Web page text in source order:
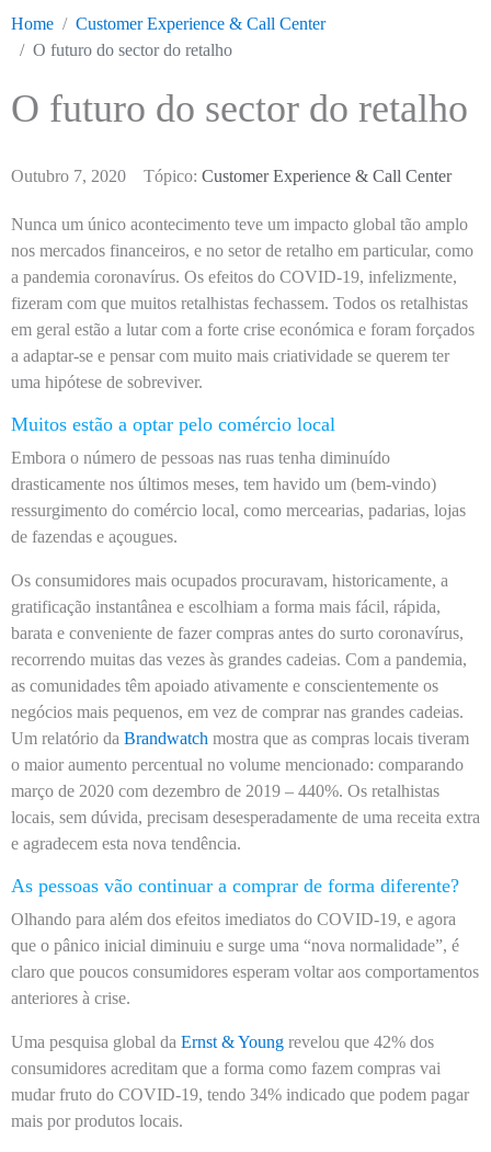
Home
Customer Experience & Call Center
O futuro do sector do retalho
O futuro do sector do retalho
Outubro 7, 2020 Tópico: Customer Experience & Call Center
Nunca um único acontecimento teve um impacto global tão amplo
nos mercados financeiros, e no setor de retalho em particular, como
a pandemia coronavírus. Os efeitos do COVID-19, infelizmente,
fizeram com que muitos retalhistas fechassem. Todos os retalhistas
em geral estão a lutar com a forte crise económica e foram forçados
a adaptar-se e pensar com muito mais criatividade se querem ter
uma hipótese de sobreviver.
Muitos estão a optar pelo comércio local
Embora o número de pessoas nas ruas tenha diminuído
drasticamente nos últimos meses, tem havido um (bem-vindo)
ressurgimento do comércio local, como mercearias, padarias, lojas
de fazendas e açougues.
Os consumidores mais ocupados procuravam, historicamente, a
gratificação instantânea e escolhiam a forma mais fácil, rápida,
barata e conveniente de fazer compras antes do surto coronavírus,
recorrendo muitas das vezes às grandes cadeias. Com a pandemia,
as comunidades têm apoiado ativamente e conscientemente os
negócios mais pequenos, em vez de comprar nas grandes cadeias.
Um relatório da Brandwatch mostra que as compras locais tiveram
o maior aumento percentual no volume mencionado: comparando
março de 2020 com dezembro de 2019 – 440%. Os retalhistas
locais, sem dúvida, precisam desesperadamente de uma receita extra
e agradecem esta nova tendência.
As pessoas vão continuar a comprar de forma diferente?
Olhando para além dos efeitos imediatos do COVID-19, e agora
que o pânico inicial diminuiu e surge uma “nova normalidade”, é
claro que poucos consumidores esperam voltar aos comportamentos
anteriores à crise.
Uma pesquisa global da Ernst & Young revelou que 42% dos
consumidores acreditam que a forma como fazem compras vai
mudar fruto do COVID-19, tendo 34% indicado que podem pagar
mais por produtos locais.